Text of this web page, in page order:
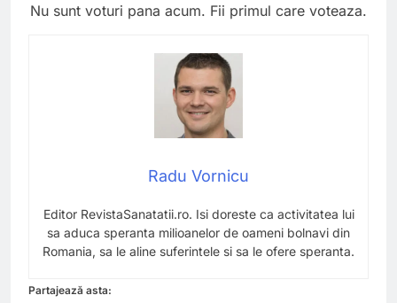
Nu sunt voturi pana acum. Fii primul care voteaza.
Radu Vornicu
Editor RevistaSanatatii.ro. Isi doreste ca activitatea lui
sa aduca speranta milioanelor de oameni bolnavi din
Romania, sa le aline suferintele si sa le ofere speranta.
Partajează asta: